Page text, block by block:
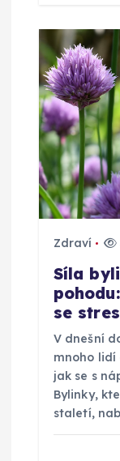
ě
v
e
k
Zdraví
Síla
se
V dnešní
mnoho
jak se s
Bylinky,
staletí,